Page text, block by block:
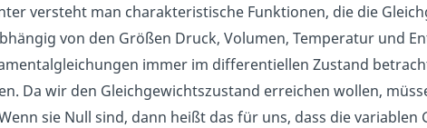
versteht man charakteristische Funktionen, die die
von den Größen Druck, Volumen, Temperatur und
immer im differentiellen Zustand
Da wir den Gleichgewichtszustand erreichen wollen,
sie Null sind, dann heißt das für uns, dass die